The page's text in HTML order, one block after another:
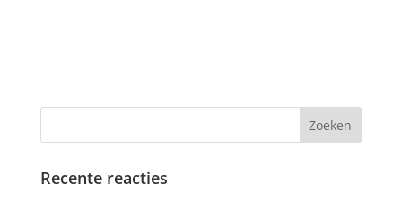
Recente reacties